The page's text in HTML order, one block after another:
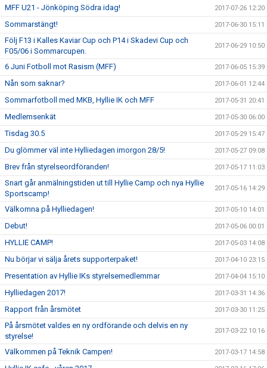
MFF U21 - Jönköping Södra idag! 2017-07-26 12:20
Sommarstängt! 2017-06-30 15:11
Följ F13 i Kalles Kaviar Cup och P14 i Skadevi Cup och
F05/06 i Sommarcupen.
2017-06-29 10:50
6 Juni Fotboll mot Rasism (MFF) 2017-06-05 15:39
Nån som saknar? 2017-06-01 12:44
Sommarfotboll med MKB, Hyllie IK och MFF 2017-05-31 20:41
Medlemsenkät 2017-05-30 06:00
Tisdag 30.5 2017-05-29 15:47
Du glömmer väl inte Hylliedagen imorgon 28/5! 2017-05-27 09:08
Brev från styrelseordföranden! 2017-05-17 11:03
Snart går anmälningstiden ut till Hyllie Camp och nya Hyllie
Sportscamp!
2017-05-16 14:29
Välkomna på Hylliedagen! 2017-05-10 14:01
Debut! 2017-05-06 00:01
HYLLIE CAMP! 2017-05-03 14:08
Nu börjar vi sälja årets supporterpaket! 2017-04-10 23:15
Presentation av Hyllie IKs styrelsemedlemmar 2017-04-04 15:10
Hylliedagen 2017! 2017-03-31 14:36
Rapport från årsmötet 2017-03-30 11:25
På årsmötet valdes en ny ordförande och delvis en ny
styrelse!
2017-03-22 10:16
Välkommen på Teknik Campen! 2017-03-17 14:58